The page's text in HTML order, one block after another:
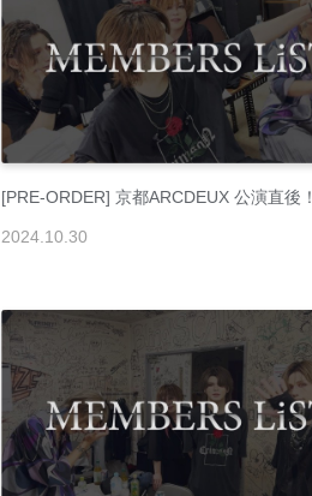
[PRE-ORDER] 京都ARCDEUX 公演直後！
2024 10 .30